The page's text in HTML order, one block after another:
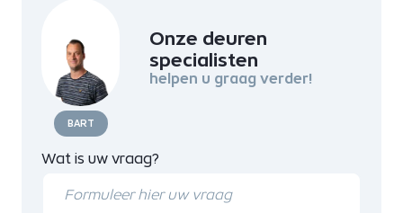
BART
Onze deuren
specialisten
helpen u graag verder!
Wat is uw vraag?